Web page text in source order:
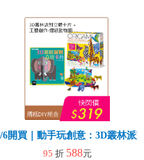
6開買｜動手玩創意：3D叢林派
95 折 588元